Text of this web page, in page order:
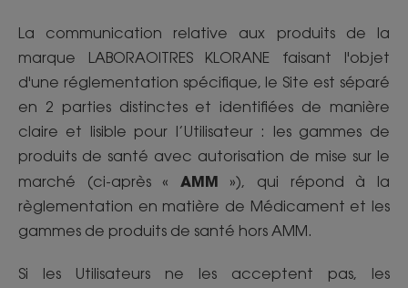
La communication relative aux produits de la
marque LABORAOITRES KLORANE faisant l'objet
d'une réglementation spécifique, le Site est séparé
en 2 parties distinctes et identifiées de manière
claire et lisible pour l’Utilisateur : les gammes de
produits de santé avec autorisation de mise sur le
marché (ci-après « AMM »), qui répond à la
règlementation en matière de Médicament et les
gammes de produits de santé hors AMM.
Si les Utilisateurs ne les acceptent pas, les